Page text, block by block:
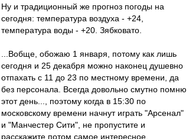
Ну и традиционный же прогноз погоды на
сегодня: температура воздуха - +24,
температура воды - +20. Зябковато.
...Вобще, обожаю 1 января, потому как лишь
сегодня и 25 декабря можно наконец душевно
отпахать с 11 до 23 по местному времени, да
без персонала. Всегда довольно смутно помню
этот день..., поэтому когда в 15:30 по
московскому времени начнут играть "Арсенал"
и "Манчестер Сити", не пропустите и
расскажите потом самое интересное,